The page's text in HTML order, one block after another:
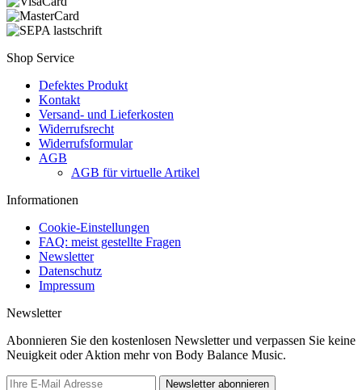
Shop Service
Defektes Produkt
Kontakt
Versand- und Lieferkosten
Widerrufsrecht
Widerrufsformular
AGB
AGB für virtuelle Artikel
Informationen
Cookie-Einstellungen
FAQ: meist gestellte Fragen
Newsletter
Datenschutz
Impressum
Newsletter
Abonnieren Sie den kostenlosen Newsletter und verpassen Sie keine
Neuigkeit oder Aktion mehr von Body Balance Music.
Newsletter abonnieren